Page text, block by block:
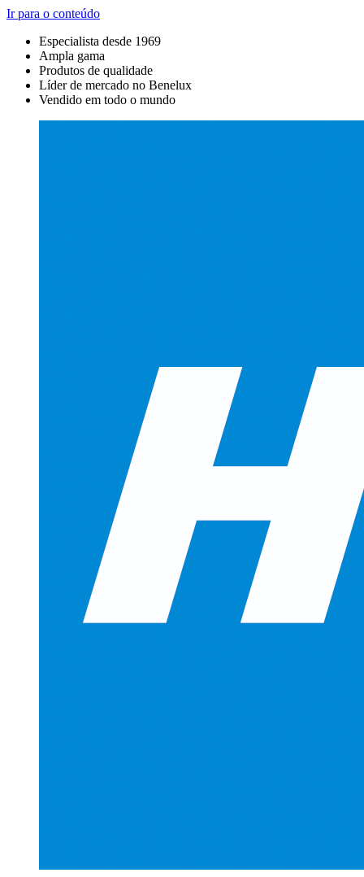
Ir para o conteúdo
Especialista desde 1969
Ampla gama
Produtos de qualidade
Líder de mercado no Benelux
Vendido em todo o mundo